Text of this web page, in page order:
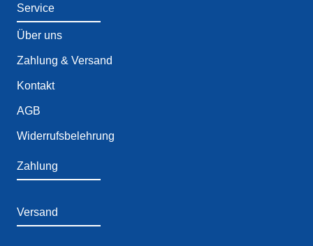
Service
Über uns
Zahlung & Versand
Kontakt
AGB
Widerrufsbelehrung
Zahlung
Versand